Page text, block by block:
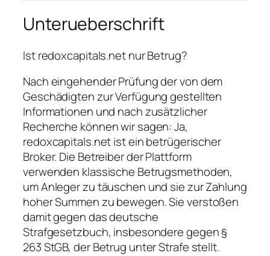
Unterueberschrift
Ist redoxcapitals.net nur Betrug?
Nach eingehender Prüfung der von dem
Geschädigten zur Verfügung gestellten
Informationen und nach zusätzlicher
Recherche können wir sagen: Ja,
redoxcapitals.net ist ein betrügerischer
Broker. Die Betreiber der Plattform
verwenden klassische Betrugsmethoden,
um Anleger zu täuschen und sie zur Zahlung
hoher Summen zu bewegen. Sie verstoßen
damit gegen das deutsche
Strafgesetzbuch, insbesondere gegen §
263 StGB, der Betrug unter Strafe stellt.